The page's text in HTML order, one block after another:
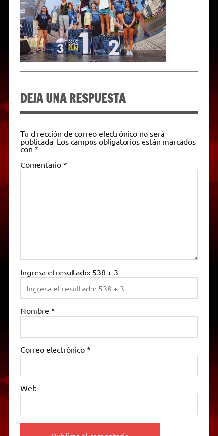
p
m
k
e
r
k
i
e
n
d
l
y
DEJA UNA RESPUESTA
Tu dirección de correo electrónico no será
publicada. Los campos obligatorios están marcados
con *
Comentario *
Ingresa el resultado: 538 + 3
Nombre *
Correo electrónico *
Web